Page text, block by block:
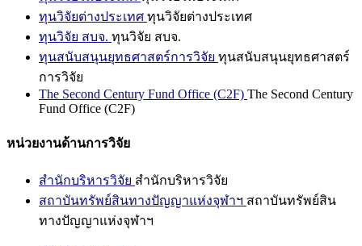
ทุนวิจัยต่างประเทศ ทุนวิจัยต่างประเทศ
ทุนวิจัย สบจ. ทุนวิจัย สบจ.
ทุนสนับสนุนยุทธศาสตร์การวิจัย ทุนสนับสนุนยุทธศาสตร์
การวิจัย
The Second Century Fund Office (C2F) The Second Century
Fund Office (C2F)
หน่วยงานด้านการวิจัย
สำนักบริหารวิจัย สำนักบริหารวิจัย
สถาบันทรัพย์สินทางปัญญาแห่งจุฬาฯ สถาบันทรัพย์สิน
ทางปัญญาแห่งจุฬาฯ